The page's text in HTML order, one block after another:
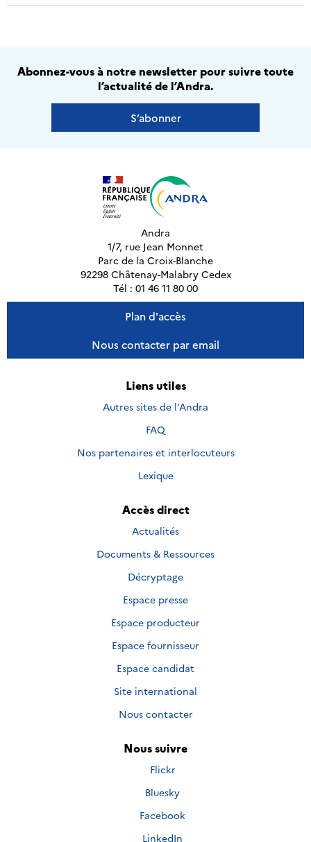
Abonnez-vous à notre newsletter pour suivre toute
l’actualité de l’Andra.
S’abonner
Andra
1/7, rue Jean Monnet
Parc de la Croix-Blanche
92298 Châtenay-Malabry Cedex
Tél : 01 46 11 80 00
Plan d'accès
Nous contacter par email
Liens utiles
Autres sites de l'Andra
FAQ
Nos partenaires et interlocuteurs
Lexique
Accès direct
Actualités
Documents & Ressources
Décryptage
Espace presse
Espace producteur
Espace fournisseur
Espace candidat
Site international
Nous contacter
Nous suivre
Nous
sur
Flickr
Nous
sur
Bluesky
Nous
Facebook
Nous
LinkedIn